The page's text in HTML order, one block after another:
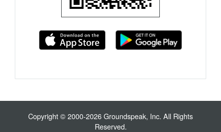
Copyright © 2000-2026 Groundspeak, Inc. All Rights
Reserved.